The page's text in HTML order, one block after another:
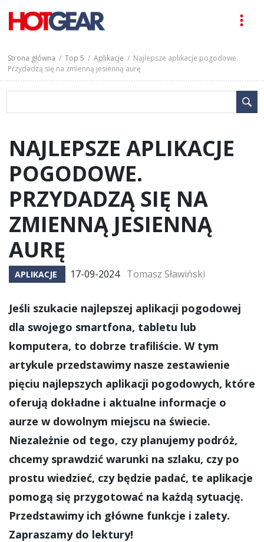
Strona główna /Top 5 /Aplikacje / Najlepsze aplikacje pogodowe.
Przydadzą się na zmienną jesienną aurę
NAJLEPSZE APLIKACJE
POGODOWE.
PRZYDADZĄ SIĘ NA
ZMIENNĄ JESIENNĄ
AURĘ
APLIKACJE 17-09-2024 Tomasz Sławiński
Jeśli szukacie najlepszej aplikacji pogodowej
dla swojego smartfona, tabletu lub
komputera, to dobrze trafiliście. W tym
artykule przedstawimy nasze zestawienie
pięciu najlepszych aplikacji pogodowych, które
oferują dokładne i aktualne informacje o
aurze w dowolnym miejscu na świecie.
Niezależnie od tego, czy planujemy podróż,
chcemy sprawdzić warunki na szlaku, czy po
prostu wiedzieć, czy będzie padać, te aplikacje
pomogą się przygotować na każdą sytuację.
Przedstawimy ich główne funkcje i zalety.
Zapraszamy do lektury!